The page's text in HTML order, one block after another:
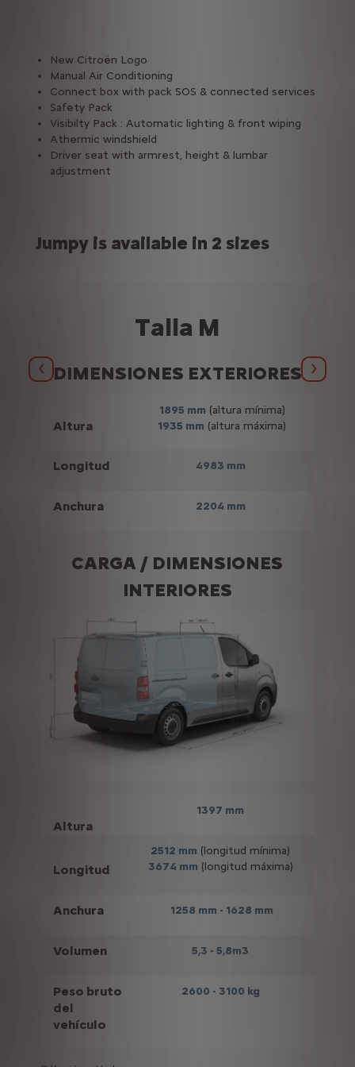
New Citroën Logo
Manual Air Conditioning
Connect box with pack SOS & connected services
Safety Pack
Visibilty Pack : Automatic lighting & front wiping
Athermic windshield
Driver seat with armrest, height & lumbar
adjustment
Jumpy is available in 2 sizes
Anterior
Talla M
DIMENSIONES EXTERIORES
Altura
1895 mm (altura mínima)
1935 mm (altura máxima)
Longitud 4983 mm
Anchura 2204 mm
CARGA / DIMENSIONES
INTERIORES
Altura
1397 mm
Longitud
2512 mm (longitud mínima)
3674 mm (longitud máxima)
Anchura 1258 mm - 1628 mm
Volumen 5,3 - 5,8m3
Peso bruto
del
vehículo
2600 - 3100 kg